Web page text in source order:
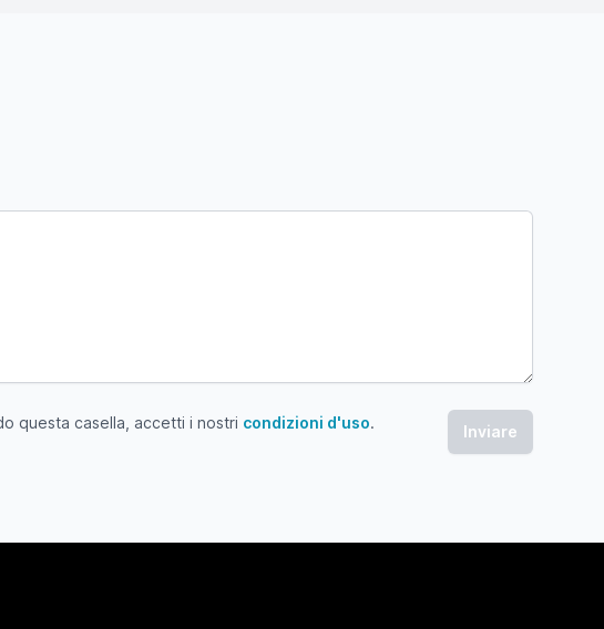
casella, accetti i nostri condizioni d'uso
questa casella, accetti i nostri condizioni d'uso.